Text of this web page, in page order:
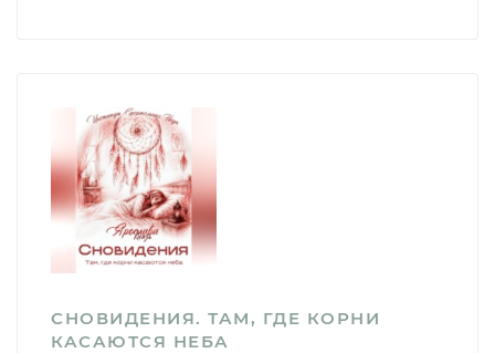
СНОВИДЕНИЯ. ТАМ, ГДЕ КОРНИ
КАСАЮТСЯ НЕБА